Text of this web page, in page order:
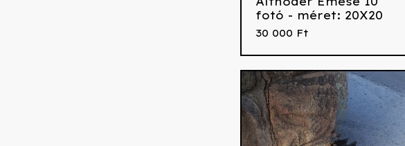
fotó - méret: 20X20
30 000 Ft